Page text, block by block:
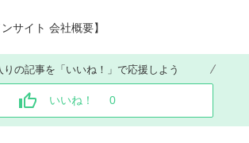
サイト 会社概要】
りの記事を「いいね！」で応援しよう
いいね！ 0